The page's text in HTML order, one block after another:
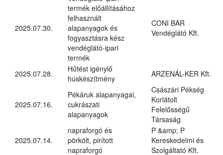
2025.07.30.
termék előállításához
felhasznált
alapanyagok és
fogyasztásra kész
vendéglátó-ipari
termék
CONI BAR
Vendéglátó Kft.
2025.07.28.
Hűtést igénylő
húskészítmény
ARZENÁL-KER Kft.
2025.07.16.
Pékáruk alapanyagai,
cukrászati
alapanyagok
Császári Pékség
Korlátolt
Felelősségű
Társaság
2025.07.14.
napraforgó és
pörkölt, pirított
napraforgó
P &amp; P
Kereskedelmi és
Szolgáltató Kft.